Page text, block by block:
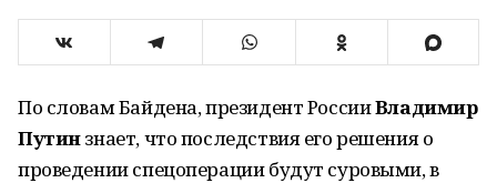
По словам Байдена, президент РоссииВладимир
Путинзнает, что последствия его решения о
проведении спецоперации будут суровыми, в